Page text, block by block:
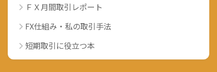
ＦＸ月間取引レポート
FX仕組み・私の取引手法
短期取引に役立つ本